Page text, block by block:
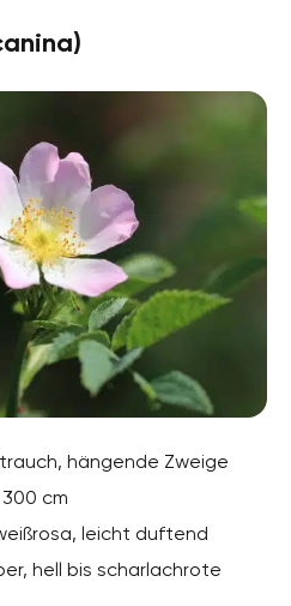
hängende Zweige
cm
leicht duftend
hell bis scharlachrote